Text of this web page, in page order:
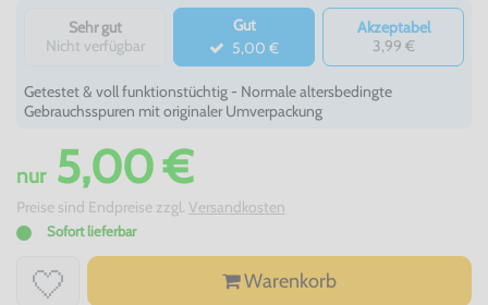
Sehr gut
Nicht verfügbar
Gut
5,00 €
Akzeptabel
3,99 €
Getestet & voll funktionstüchtig - Normale altersbedingte
Gebrauchsspuren mit originaler Umverpackung
nur5,00 €
Preise sind Endpreise zzgl. Versandkosten
Sofort lieferbar
Warenkorb